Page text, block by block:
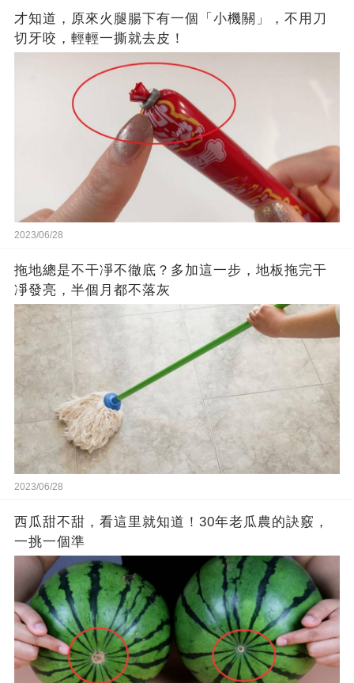
才知道，原來火腿腸下有一個「小機關」，不用刀
切牙咬，輕輕一撕就去皮！
2023/06/28
拖地總是不干凈不徹底？多加這一步，地板拖完干
凈發亮，半個月都不落灰
2023/06/28
西瓜甜不甜，看這里就知道！30年老瓜農的訣竅，
一挑一個準